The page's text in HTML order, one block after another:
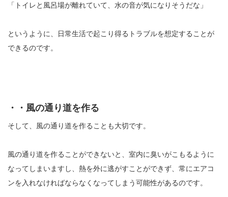
「トイレと風呂場が離れていて、水の音が気になりそうだな」
というように、日常生活で起こり得るトラブルを想定することが
できるのです。
・・風の通り道を作る
そして、風の通り道を作ることも大切です。
風の通り道を作ることができないと、室内に臭いがこもるように
なってしまいますし、熱を外に逃がすことができず、常にエアコ
ンを入れなければならなくなってしまう可能性があるのです。